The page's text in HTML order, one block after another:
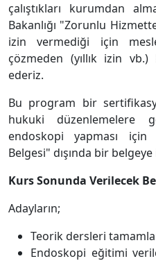
çalıştıkları kurumdan
Bakanlığı "Zorunlu
izin vermediği için
çözmeden (yıllık izin vb.)
ederiz.
Bu program bir
hukuki düzenlemelere
endoskopi yapması için
Belgesi" dışında bir
Kurs Sonunda Verilecek
Adayların;
Teorik dersleri
Endoskopi eğitimi